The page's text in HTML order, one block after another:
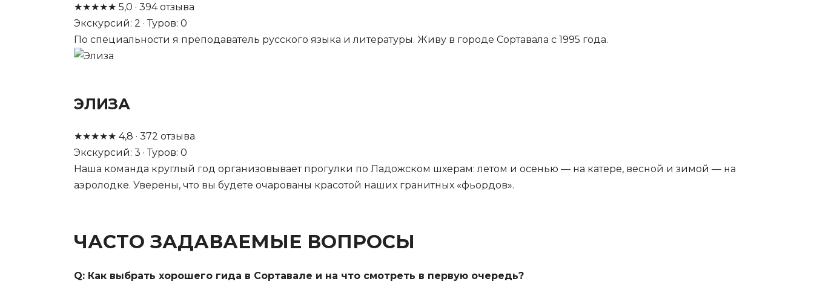
★★★★★ 5,0 · 394отзыва
Экскурсий: 2 · Туров: 0
По специальности я преподаватель русского языка и литературы. Живу в городе Сортавала с 1995 года.
ЭЛИЗА
★★★★★ 4,8 · 372 отзыва
Экскурсий: 3 · Туров: 0
Наша команда круглый год организовывает прогулки по Ладожском шхерам: летом и осенью — на катере, весной и зимой — на
аэролодке. Уверены, что вы будете очарованы красотой наших гранитных «фьордов».
ЧАСТО ЗАДАВАЕМЫЕ ВОПРОСЫ
Q: Как выбрать хорошего гида в Сортавале и на что смотреть в первую очередь?